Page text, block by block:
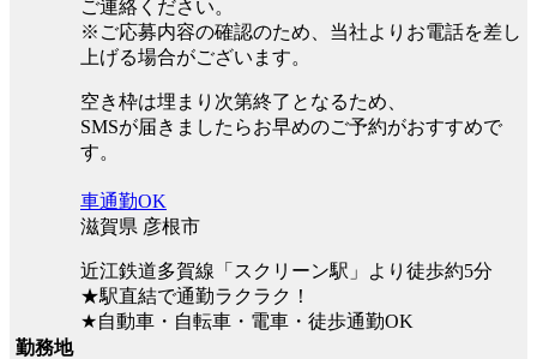
ご連絡ください。
※ご応募内容の確認のため、当社よりお電話を差し
上げる場合がございます。
空き枠は埋まり次第終了となるため、
SMSが届きましたらお早めのご予約がおすすめで
す。
勤務地
車通勤OK
滋賀県 彦根市
近江鉄道多賀線「スクリーン駅」より徒歩約5分
★駅直結で通勤ラクラク！
★自動車・自転車・電車・徒歩通勤OK